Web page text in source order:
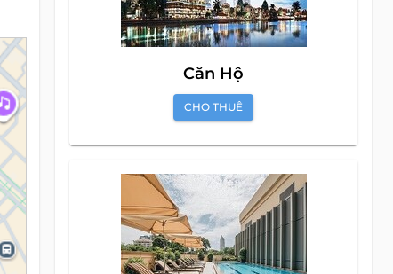
Căn Hộ
CHO THUÊ